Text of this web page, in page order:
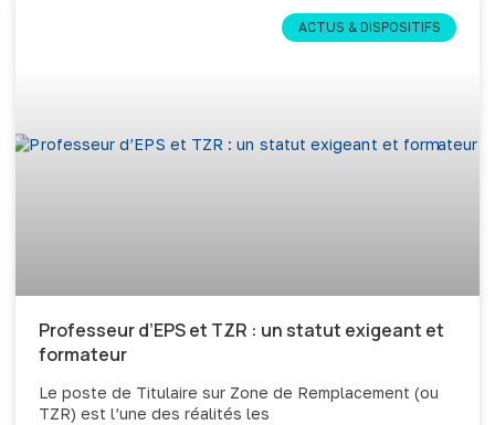
ACTUS & DISPOSITIFS
Professeur d’EPS et TZR : un statut exigeant et
formateur
Le poste de Titulaire sur Zone de Remplacement (ou
TZR) est l’une des réalités les